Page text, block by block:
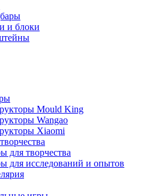
и блоки
Mould King
Wangao
Xiaomi
для творчества
для исследований и опытов